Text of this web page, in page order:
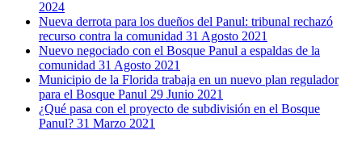
2024
Nueva derrota para los dueños del Panul: tribunal rechazó
recurso contra la comunidad 31 Agosto 2021
Nuevo negociado con el Bosque Panul a espaldas de la
comunidad 31 Agosto 2021
Municipio de la Florida trabaja en un nuevo plan regulador
para el Bosque Panul 29 Junio 2021
¿Qué pasa con el proyecto de subdivisión en el Bosque
Panul? 31 Marzo 2021